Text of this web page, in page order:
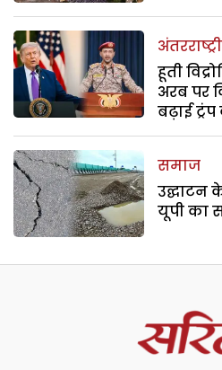
हूती
अरब पर
बढ़ाई
समाज
उद्घाटन
यूपी का